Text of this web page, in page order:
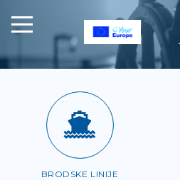
BRODSKE LINIJE